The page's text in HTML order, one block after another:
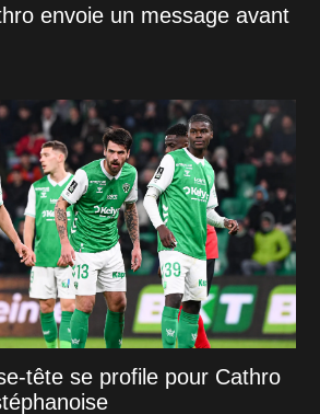
envoie un message avant
tête se profile pour Cathro